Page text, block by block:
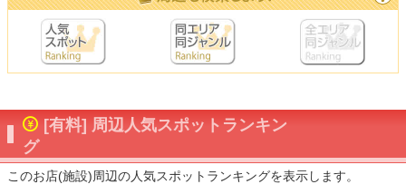
[有料] 周辺人気スポットランキン
グ
このお店(施設)周辺の人気スポットランキングを表示します。